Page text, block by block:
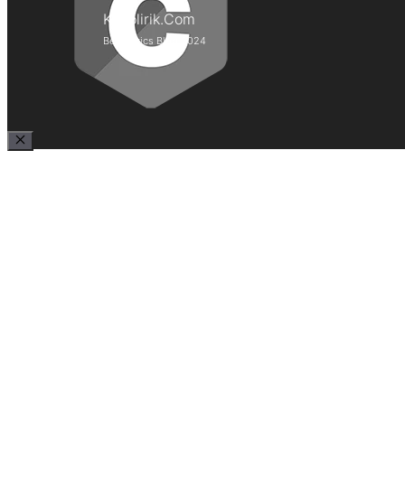
Kepolirik.Com
Best Lyrics Blog 2024
Close